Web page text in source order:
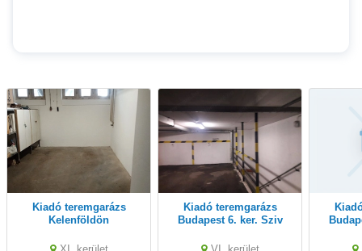
Kiadó teremgarázs
Kelenföldön
Kiadó teremgarázs
Budapest 6. ker. Sziv
Kiadó teremgarázs